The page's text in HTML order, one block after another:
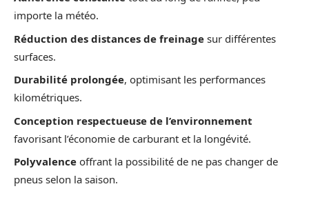
importe la météo.
Réduction des distances de freinage sur différentes
surfaces.
Durabilité prolongée, optimisant les performances
kilométriques.
Conception respectueuse de l’environnement
favorisant l’économie de carburant et la longévité.
Polyvalence offrant la possibilité de ne pas changer de
pneus selon la saison.